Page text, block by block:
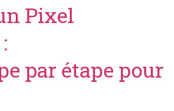
Pixel
par étape pour